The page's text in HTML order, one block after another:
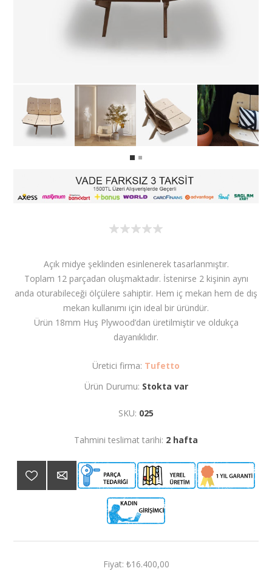
Açık midye şeklinden esinlenerek tasarlanmıştır.
Toplam 12 parçadan oluşmaktadır. İstenirse 2 kişinin aynı
anda oturabileceği ölçülere sahiptir. Hem iç mekan hem de dış
mekan kullanımı için ideal bir üründür.
Ürün 18mm Huş Plywood’dan üretilmiştir ve oldukça
dayanıklıdır.
Üretici firma: Tufetto
Ürün Durumu: Stokta var
SKU: 025
Tahmini teslimat tarihi: 2 hafta
Fiyat: ₺16.400,00